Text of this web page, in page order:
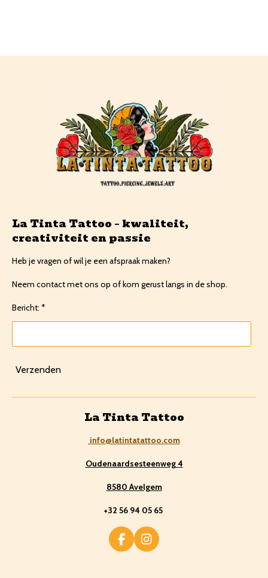
La Tinta Tattoo – kwaliteit,
creativiteit en passie
Heb je vragen of wil je een afspraak maken?
Neem contact met ons op of kom gerust langs in de shop.
Bericht: *
Verzenden
La Tinta Tattoo
info@latintatattoo.com
Oudenaardsesteenweg 4
8580 Avelgem
+32 56 94 05 65
F
a
I
n